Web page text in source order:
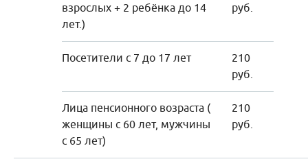
взрослых + 2 ребёнка до 14
лет.)
руб.
Посетители с 7 до 17 лет
210
руб.
Лица пенсионного возраста (
женщины с 60 лет, мужчины
с 65 лет)
210
руб.